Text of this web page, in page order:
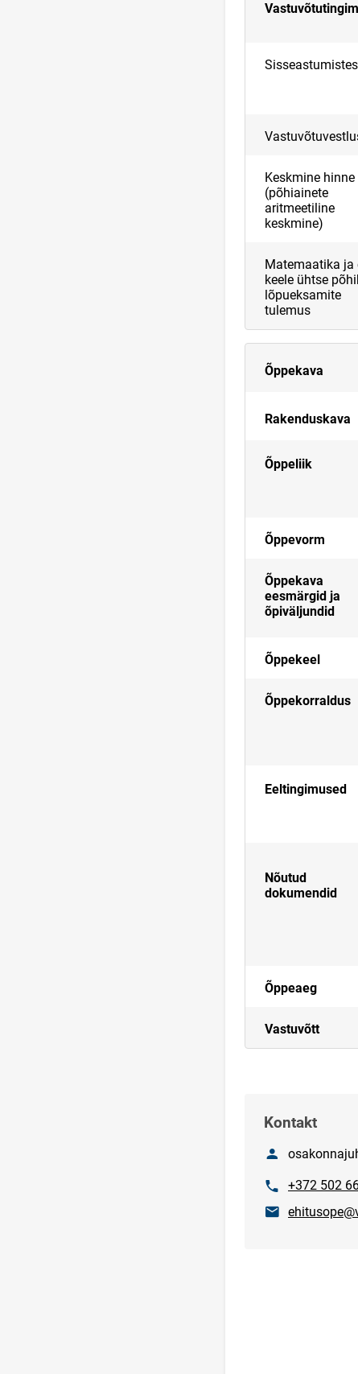
Keskmine hinne
(põhiainete
aritmeetiline
keskmine)
Matemaatika ja
keele ühtse
lõpueksamite
tulemus
Õppekava
Rakenduskava
Õppeliik
Õppevorm
Õppekava
eesmärgid ja
õpiväljundid
Õppekeel
Õppekorraldus
Eeltingimused
Nõutud
dokumendid
Õppeaeg
Vastuvõtt
Kontakt
Nimi
Telefon+372 502
E-post